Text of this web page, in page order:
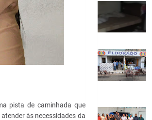
pista de caminhada que
às necessidades da